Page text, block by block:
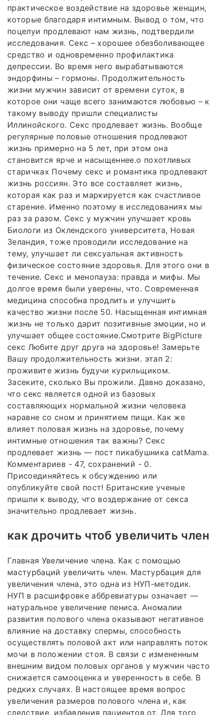
практическое воздействие на здоровье женщин,
которые благодаря интимным. Вывод о том, что
поцелуи продлевают нам жизнь, подтвердили
исследования. Секс – хорошее обезболивающее
средство и одновременно профилактика
депрессии. Во время него вырабатываются
эндорфины – гормоны. Продолжительность
жизни мужчин зависит от времени суток, в
которое они чаще всего занимаются любовью – к
такому выводу пришли специалисты
Иллинойского. Секс продлевает жизнь. Вообще
регулярные половые отношения продлевают
жизнь примерно на 5 лет, при этом она
становится ярче и насыщеннее.о похотливых
старичках Почему секс и романтика продлевают
жизнь россиян. Это все составляет жизнь,
которая как раз и маркируется как счастливое
старение. Именно поэтому в исследованиях мы
раз за разом. Секс у мужчин улучшает кровь
Биологи из Оклендского университета, Новая
Зеландия, тоже проводили исследование на
тему, улучшает ли сексуальная активность
физическое состояние здоровья. Для этого они в
течение. Секс и менопауза: правда и мифы. Мы
долгое время были уверены, что. Современная
медицина способна продлить и улучшить
качество жизни после 50. Насыщенная интимная
жизнь не только дарит позитивные эмоции, но и
улучшает общее состояние.Смотрите BigPicture
секс Любите друг друга на здоровье! Замерьте
Вашу продолжительность жизни. этап 2:
проживите жизнь будучи курильщиком.
Засеките, сколько Вы прожили. Давно доказано,
что секс является одной из базовых
составляющих нормальной жизни человека
наравне со сном и принятием пищи. Как же
влияет половая жизнь на здоровье, почему
интимные отношения так важны? Секс
продлевает жизнь — пост пикабушника catMama.
Комментариев - 47, сохранений - 0.
Присоединяйтесь к обсуждению или
опубликуйте свой пост! Британские ученые
пришли к выводу, что воздержание от секса
значительно продлевает жизнь.
как дрочить чтоб увеличить член
Главная Увеличение члена. Как с помощью
мастурбаций увеличить член. Мастурбация для
увеличения члена, это одна из НУП-методик.
НУП в расшифровке аббревиатуры означает —
натуральное увеличение пениса. Аномалии
развития полового члена оказывают негативное
влияние на доставку спермы, способность
осуществлять половой акт или направлять поток
мочи в положении стоя. В связи с измененным
внешним видом половых органов у мужчин часто
снижается самооценка и уверенность в себе. В
редких случаях. В настоящее время вопрос
увеличения размеров полового члена и, как
следствие, избавления пациентов от. Для того